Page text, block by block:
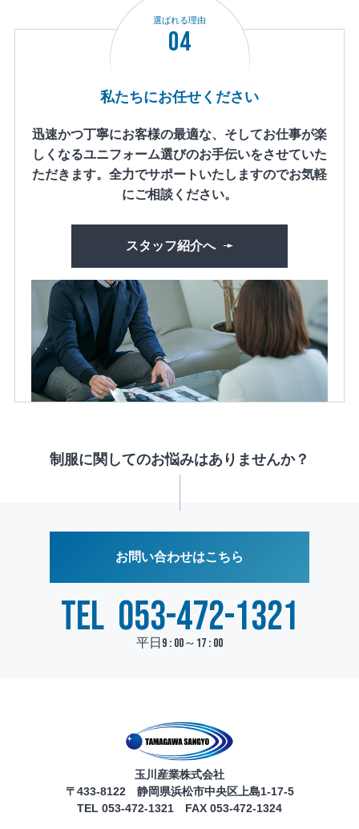
選ばれる理由
04
私たちにお任せください
迅速かつ丁寧にお客様の最適な、そしてお仕事が楽
しくなるユニフォーム選びのお手伝いをさせていた
ただきます。全力でサポートいたしますのでお気軽
にご相談ください。
スタッフ紹介へ
制服に関してのお悩みはありませんか？
お問い合わせはこちら
TEL 053-472-1321
平日9 : 00～17 : 00
玉川産業株式会社
〒433-8122 静岡県浜松市中央区上島1-17-5
TEL 053-472-1321 FAX 053-472-1324